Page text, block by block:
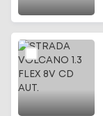
Telefone